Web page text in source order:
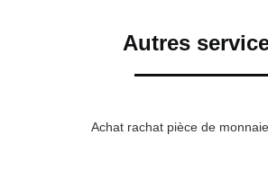
Autres
Achat rachat pièce de